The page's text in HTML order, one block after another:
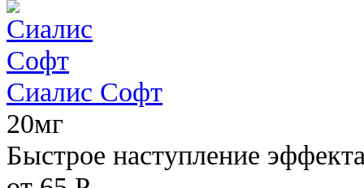
Сиалис Софт
20мг
Быстрое наступление